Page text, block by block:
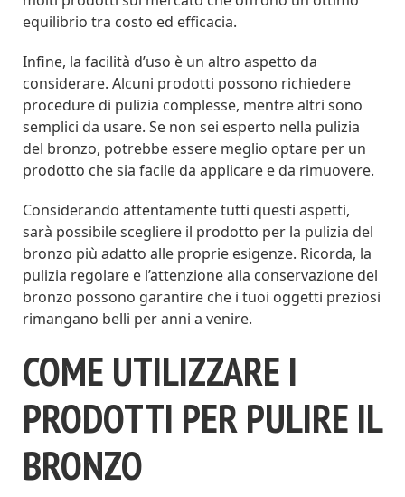
equilibrio tra costo ed efficacia.
Infine, la facilità d’uso è un altro aspetto da
considerare. Alcuni prodotti possono richiedere
procedure di pulizia complesse, mentre altri sono
semplici da usare. Se non sei esperto nella pulizia
del bronzo, potrebbe essere meglio optare per un
prodotto che sia facile da applicare e da rimuovere.
Considerando attentamente tutti questi aspetti,
sarà possibile scegliere il prodotto per la pulizia del
bronzo più adatto alle proprie esigenze. Ricorda, la
pulizia regolare e l’attenzione alla conservazione del
bronzo possono garantire che i tuoi oggetti preziosi
rimangano belli per anni a venire.
COME UTILIZZARE I
PRODOTTI PER PULIRE IL
BRONZO